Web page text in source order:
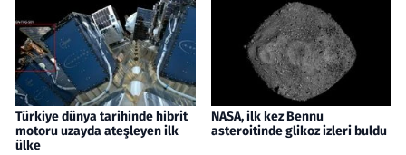
Türkiye dünya tarihinde hibrit
motoru uzayda ateşleyen ilk
ülke
NASA, ilk kez Bennu
asteroitinde glikoz izleri buldu